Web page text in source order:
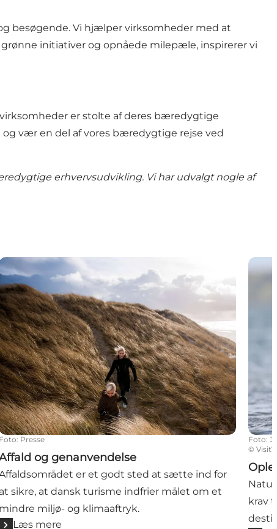
besøgende. Vi hjælper virksomheder med at
initiativer og opnåede milepæle, inspirerer vi
er stolte af deres bæredygtige
vær en del af vores bæredygtige rejse ved
erhvervsudvikling. Vi har udvalgt nogle af
og genanvendelse
Foto: Presse
og genanvendelse
er et godt sted at sætte ind for
at sikre, at dansk turisme indfrier målet om et
mindre miljø- og klimaaftryk.
Læs mere
Foto:
©
krav